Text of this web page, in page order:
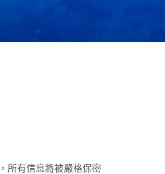
所有信息將被嚴格保密